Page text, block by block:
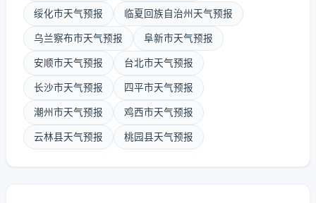
绥化市天气预报 临夏回族自治州天气预报
乌兰察布市天气预报 阜新市天气预报
安顺市天气预报 台北市天气预报
长沙市天气预报 四平市天气预报
潮州市天气预报 鸡西市天气预报
云林县天气预报 桃园县天气预报